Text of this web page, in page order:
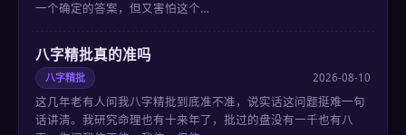
一个确定的答案，但又害怕这个…
八字精批真的准吗
八字精批 2026-08-10
这几年老有人问我八字精批到底准不准，说实话这问题挺难一句
话讲清。我研究命理也有十来年了，批过的盘没有一千也有八